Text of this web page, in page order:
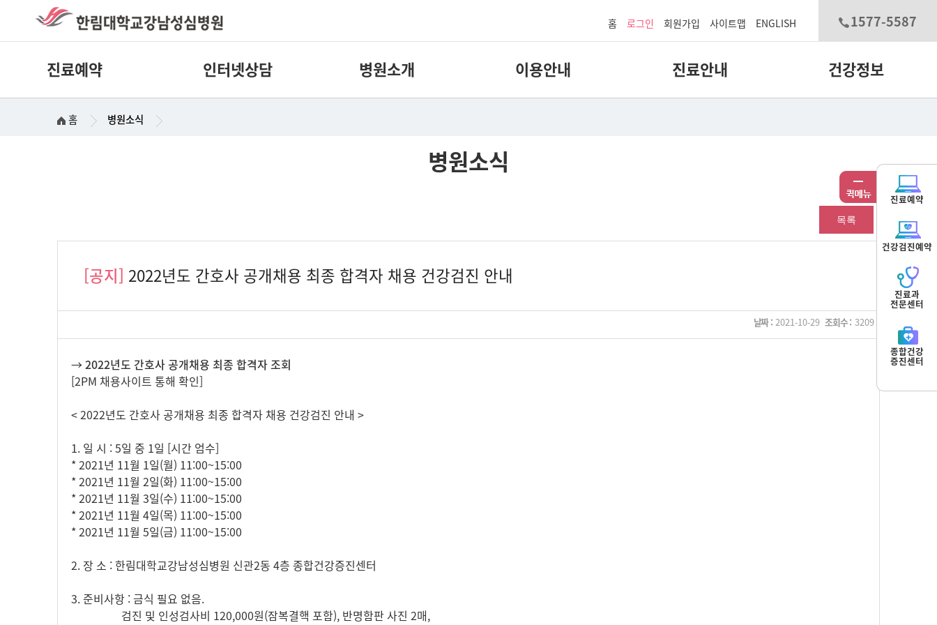
홈 로그인 회원가입 사이트맵 ENGLISH 1577-5587
진료예약 인터넷상담 병원소개 이용안내 진료안내 건강정보
홈 병원소식
병원소식
목록
[공지] 2022년도 간호사 공개채용 최종 합격자 채용 건강검진 안내
날짜 : 2021-10-29 조회수 : 3209
→ 2022년도 간호사 공개채용 최종 합격자 조회
[2PM 채용사이트 통해 확인]
< 2022년도 간호사 공개채용 최종 합격자 채용 건강검진 안내 >
1. 일 시 : 5일 중 1일 [시간 엄수]
* 2021년 11월 1일(월) 11:00~15:00
* 2021년 11월 2일(화) 11:00~15:00
* 2021년 11월 3일(수) 11:00~15:00
* 2021년 11월 4일(목) 11:00~15:00
* 2021년 11월 5일(금) 11:00~15:00
2. 장 소 : 한림대학교강남성심병원 신관2동 4층 종합건강증진센터
3. 준비사항 : 금식 필요 없음.
검진 및 인성검사비 120,000원(잠복결핵 포함), 반명함판 사진 2매,
진료예약
건강검진예약
진료과
전문센터
종합건강
증진센터